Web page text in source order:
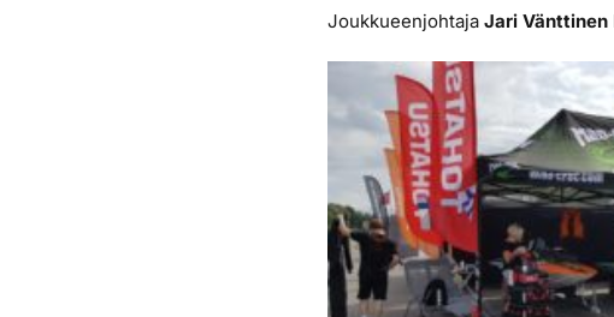
Joukkueenjohtaja Jari Vänttinen